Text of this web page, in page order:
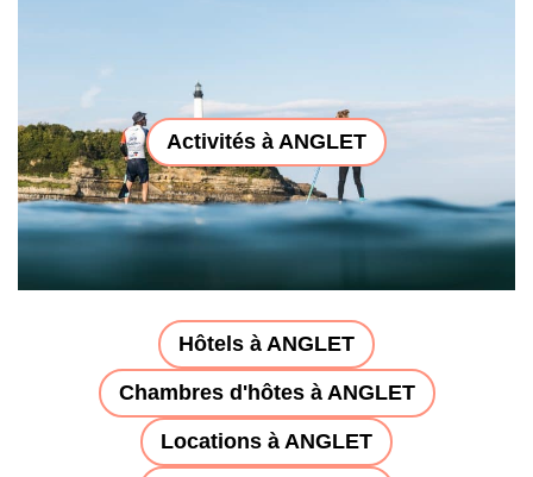
Activités à ANGLET
Hôtels à ANGLET
Chambres d'hôtes à ANGLET
Locations à ANGLET